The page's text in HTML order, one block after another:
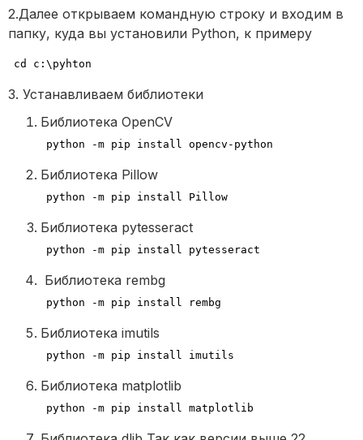
2.Далее открываем командную строку и входим в
папку, куда вы установили Python, к примеру
cd c:\pyhton
3. Устанавливаем библиотеки
Библиотека OpenCV
python -m pip install opencv-python
Библиотека Pillow
python -m pip install Pillow
Библиотека pytesseract
python -m pip install pytesseract
Библиотека rembg
python -m pip install rembg
Библиотека imutils
python -m pip install imutils
Библиотека matplotlib
python -m pip install matplotlib